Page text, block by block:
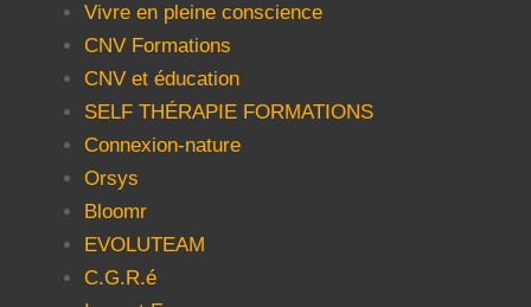
Vivre en pleine conscience
CNV Formations
CNV et éducation
SELF THÉRAPIE FORMATIONS
Connexion-nature
Orsys
Bloomr
EVOLUTEAM
C.G.R.é